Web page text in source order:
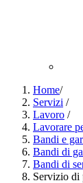
Home/
Servizi /
Lavoro /
Lavorare
Bandi e
Bandi di
Bandi di
Servizio di